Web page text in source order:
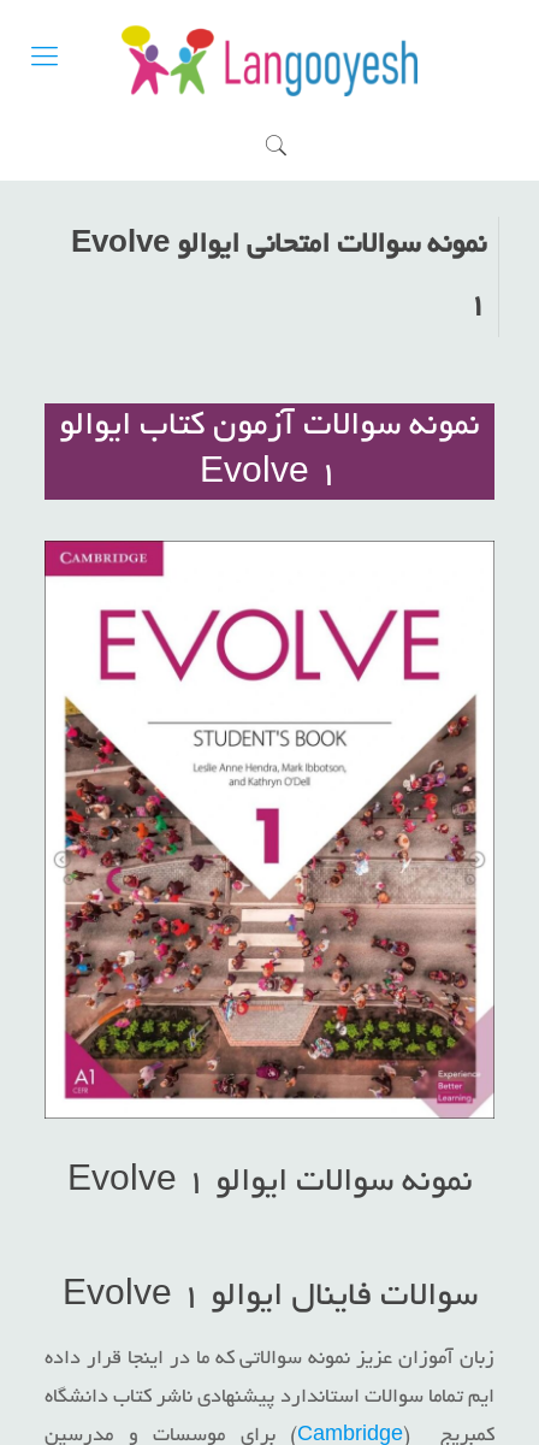
نمونه سوالات امتحانی ایوالو Evolve
1
نمونه سوالات آزمون کتاب ایوالو
Evolve 1
نمونه سوالات ایوالو ۱ Evolve
سوالات فاینال ایوالو ۱ Evolve
زبان آموزان عزیز نمونه سوالاتی که ما در اینجا قرار داده
ایم تماما سوالات استاندارد پیشنهادی ناشر کتاب دانشگاه
کمبریج (Cambridge) برای موسسات و مدرسین